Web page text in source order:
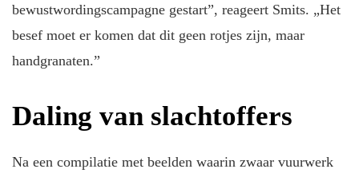
bewustwordingscampagne gestart”, reageert Smits. „Het
besef moet er komen dat dit geen rotjes zijn, maar
handgranaten.”
Daling van slachtoffers
Na een compilatie met beelden waarin zwaar vuurwerk